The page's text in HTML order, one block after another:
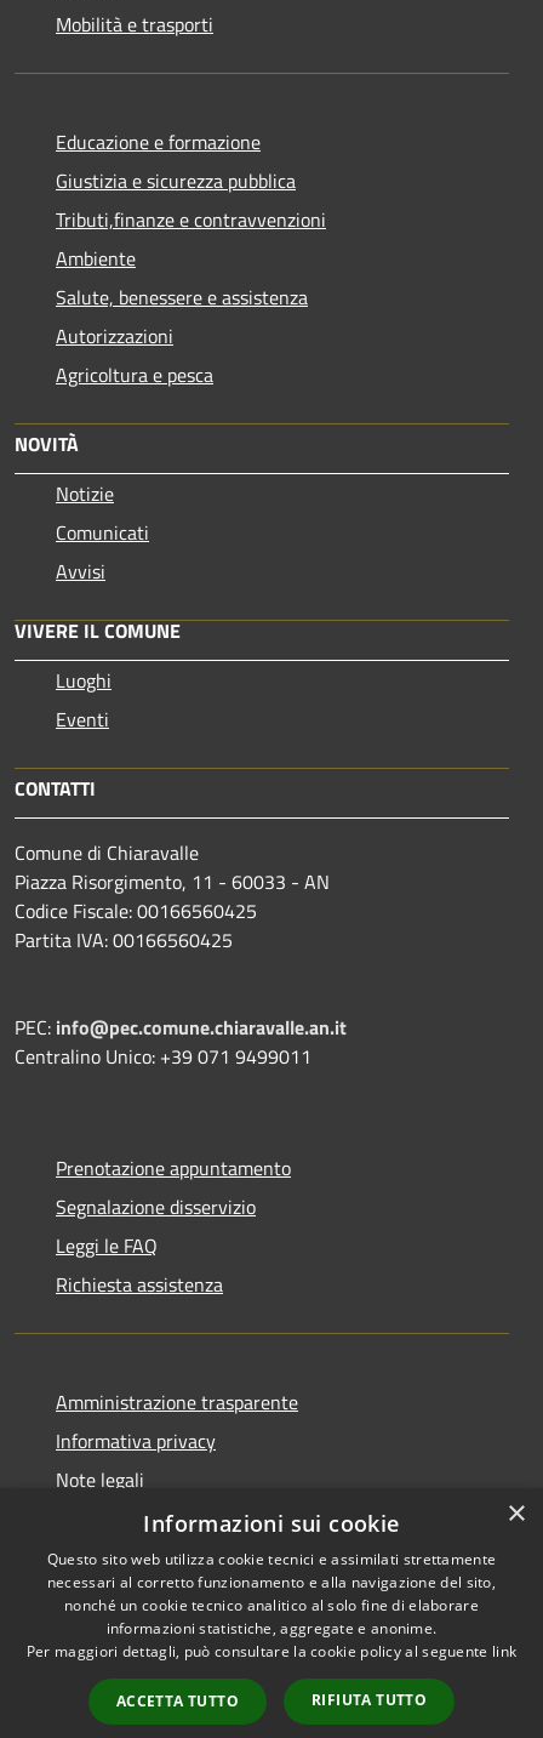
Mobilità e trasporti
Educazione e formazione
Giustizia e sicurezza pubblica
Tributi,finanze e contravvenzioni
Ambiente
Salute, benessere e assistenza
Autorizzazioni
Agricoltura e pesca
NOVITÀ
Notizie
Comunicati
Avvisi
VIVERE IL COMUNE
Luoghi
Eventi
CONTATTI
Comune di Chiaravalle
Piazza Risorgimento, 11 - 60033 - AN
Codice Fiscale: 00166560425
Partita IVA: 00166560425
PEC: info@pec.comune.chiaravalle.an.it
Centralino Unico: +39 071 9499011
Prenotazione appuntamento
Segnalazione disservizio
Leggi le FAQ
Richiesta assistenza
Amministrazione trasparente
Informativa privacy
Note legali
Dichiarazione di accessibilità
RSS
Accessibilità
Copyright © 2026 • Comune di
Municipium•
Accesso
redazione
×
Informazioni sui cookie
Questo sito web utilizza cookie tecnici e assimilati strettamente
necessari al corretto funzionamento e alla navigazione del sito,
nonché un cookie tecnico analitico al solo fine di elaborare
informazioni statistiche, aggregate e anonime.
Per maggiori dettagli, può consultare la cookie policy al seguente link
ACCETTA TUTTO RIFIUTA TUTTO